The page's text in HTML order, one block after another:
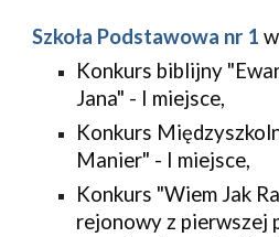
Szkoła Podstawowa nr 1
Konkurs biblijny
Jana" - I miejsce,
Konkurs
Manier" - I miejsce,
Konkurs "Wiem Jak
rejonowy z pierwszej